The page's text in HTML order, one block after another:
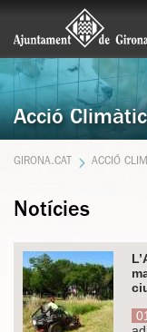
Acció
GIRONA.CAT ACCIÓ
Notícies